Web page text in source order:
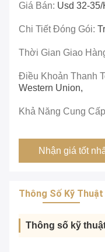
Giá Bán: Usd 32-
Chi Tiết Đóng Gói:
Thời Gian Giao
Điều Khoản Thanh
Western Union,
Khả Năng Cung
Nhận giá tốt
Thông Số Kỹ Thuật
Thông số kỹ